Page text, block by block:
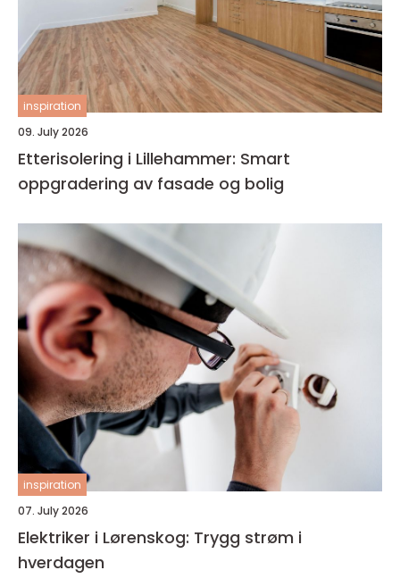
inspiration
09. July 2026
Etterisolering i Lillehammer: Smart
oppgradering av fasade og bolig
inspiration
07. July 2026
Elektriker i Lørenskog: Trygg strøm i
hverdagen